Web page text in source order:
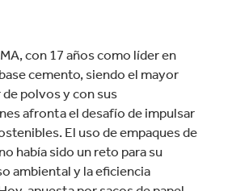
con 17 años como líder en
cemento, siendo el mayor
polvos y con sus
afronta el desafío de impulsar
El uso de empaques de
había sido un reto para su
ambiental y la eficiencia